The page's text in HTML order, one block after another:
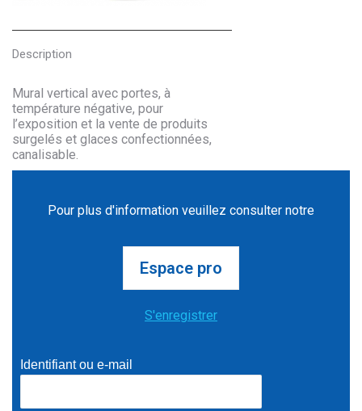
Description
Mural vertical avec portes, à
température négative, pour
l’exposition et la vente de produits
surgelés et glaces confectionnées,
canalisable.
Pour plus d'information veuillez consulter notre
Espace pro
S'enregistrer
Identifiant ou e-mail